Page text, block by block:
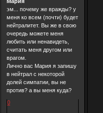
эм... почему же вражды? у
меня ко всем (почти) будет
нейтралитет. Вы же в свою
очередь можете меня
любить или ненавидеть,
считать меня другом или
врагом.
Лично вас Мария я запишу
в нейтрал с некоторой
долей симпатии, вы не
против? а вы меня куда?
0